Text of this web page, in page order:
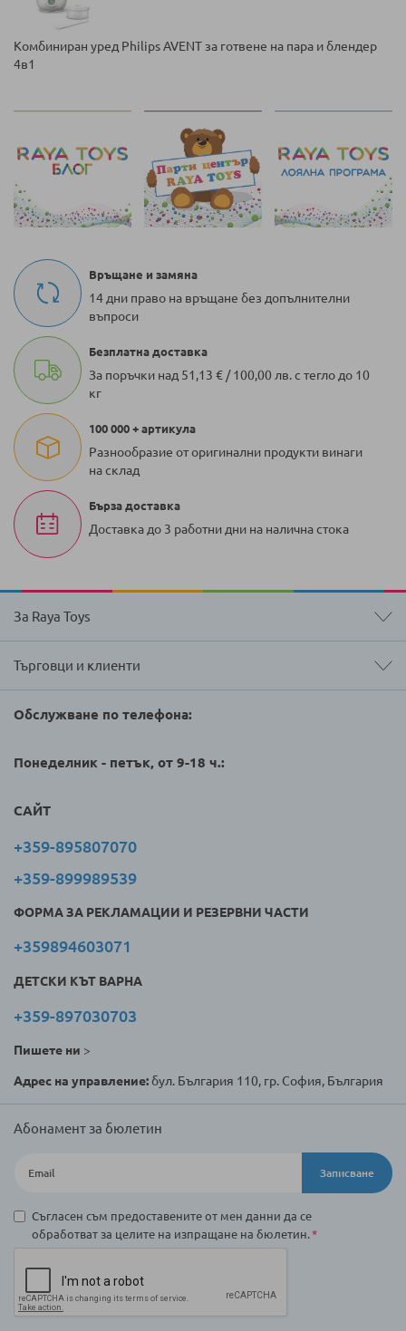
Комбиниран уред Philips AVENT за готвене на пара и блендер
4в1
Връщане и замяна
14 дни право на връщане без допълнителни
въпроси
Безплатна доставка
За поръчки над 51,13 € / 100,00 лв. с тегло до 10
кг
100 000 + артикула
Разнообразие от оригинални продукти винаги
на склад
Бърза доставка
Доставка до 3 работни дни на налична стока
За Raya Toys
Търговци и клиенти
Обслужване по телефона:
Понеделник - петък, от 9-18 ч.:
САЙТ
+359-895807070
+359-899989539
ФОРМА ЗА РЕКЛАМАЦИИ И РЕЗЕРВНИ ЧАСТИ
+359894603071
ДЕТСКИ КЪТ ВАРНА
+359-897030703
Пишете ни >
Адрес на управление:бул. България 110, гр. София, България
Абонамент за бюлетин
Записване
Съгласен съм предоставените от мен данни да се
обработват за целите на изпращане на бюлетин.